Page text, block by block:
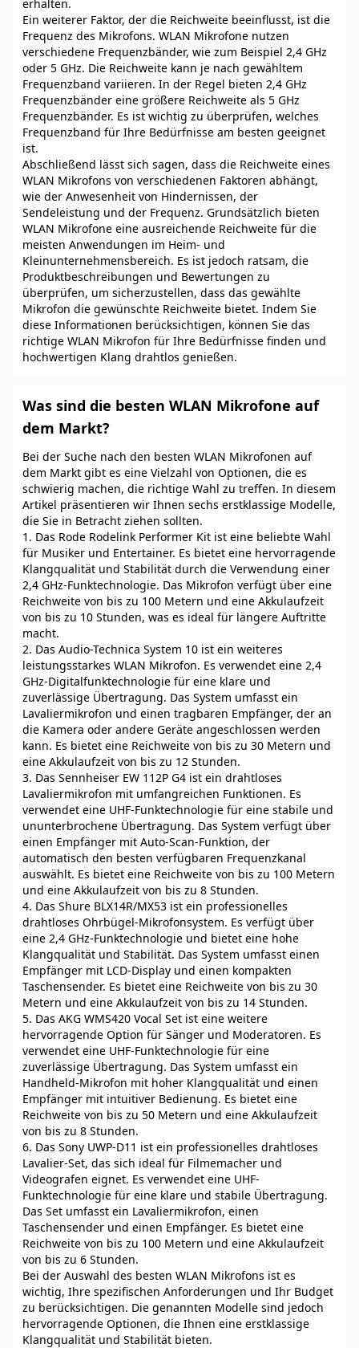
erhalten.
Ein weiterer Faktor, der die Reichweite beeinflusst, ist die
Frequenz des Mikrofons. WLAN Mikrofone nutzen
verschiedene Frequenzbänder, wie zum Beispiel 2,4 GHz
oder 5 GHz. Die Reichweite kann je nach gewähltem
Frequenzband variieren. In der Regel bieten 2,4 GHz
Frequenzbänder eine größere Reichweite als 5 GHz
Frequenzbänder. Es ist wichtig zu überprüfen, welches
Frequenzband für Ihre Bedürfnisse am besten geeignet
ist.
Abschließend lässt sich sagen, dass die Reichweite eines
WLAN Mikrofons von verschiedenen Faktoren abhängt,
wie der Anwesenheit von Hindernissen, der
Sendeleistung und der Frequenz. Grundsätzlich bieten
WLAN Mikrofone eine ausreichende Reichweite für die
meisten Anwendungen im Heim- und
Kleinunternehmensbereich. Es ist jedoch ratsam, die
Produktbeschreibungen und Bewertungen zu
überprüfen, um sicherzustellen, dass das gewählte
Mikrofon die gewünschte Reichweite bietet. Indem Sie
diese Informationen berücksichtigen, können Sie das
richtige WLAN Mikrofon für Ihre Bedürfnisse finden und
hochwertigen Klang drahtlos genießen.
Was sind die besten WLAN Mikrofone auf
dem Markt?
Bei der Suche nach den besten WLAN Mikrofonen auf
dem Markt gibt es eine Vielzahl von Optionen, die es
schwierig machen, die richtige Wahl zu treffen. In diesem
Artikel präsentieren wir Ihnen sechs erstklassige Modelle,
die Sie in Betracht ziehen sollten.
1. Das Rode Rodelink Performer Kit ist eine beliebte Wahl
für Musiker und Entertainer. Es bietet eine hervorragende
Klangqualität und Stabilität durch die Verwendung einer
2,4 GHz-Funktechnologie. Das Mikrofon verfügt über eine
Reichweite von bis zu 100 Metern und eine Akkulaufzeit
von bis zu 10 Stunden, was es ideal für längere Auftritte
macht.
2. Das Audio-Technica System 10 ist ein weiteres
leistungsstarkes WLAN Mikrofon. Es verwendet eine 2,4
GHz-Digitalfunktechnologie für eine klare und
zuverlässige Übertragung. Das System umfasst ein
Lavaliermikrofon und einen tragbaren Empfänger, der an
die Kamera oder andere Geräte angeschlossen werden
kann. Es bietet eine Reichweite von bis zu 30 Metern und
eine Akkulaufzeit von bis zu 12 Stunden.
3. Das Sennheiser EW 112P G4 ist ein drahtloses
Lavaliermikrofon mit umfangreichen Funktionen. Es
verwendet eine UHF-Funktechnologie für eine stabile und
ununterbrochene Übertragung. Das System verfügt über
einen Empfänger mit Auto-Scan-Funktion, der
automatisch den besten verfügbaren Frequenzkanal
auswählt. Es bietet eine Reichweite von bis zu 100 Metern
und eine Akkulaufzeit von bis zu 8 Stunden.
4. Das Shure BLX14R/MX53 ist ein professionelles
drahtloses Ohrbügel-Mikrofonsystem. Es verfügt über
eine 2,4 GHz-Funktechnologie und bietet eine hohe
Klangqualität und Stabilität. Das System umfasst einen
Empfänger mit LCD-Display und einen kompakten
Taschensender. Es bietet eine Reichweite von bis zu 30
Metern und eine Akkulaufzeit von bis zu 14 Stunden.
5. Das AKG WMS420 Vocal Set ist eine weitere
hervorragende Option für Sänger und Moderatoren. Es
verwendet eine UHF-Funktechnologie für eine
zuverlässige Übertragung. Das System umfasst ein
Handheld-Mikrofon mit hoher Klangqualität und einen
Empfänger mit intuitiver Bedienung. Es bietet eine
Reichweite von bis zu 50 Metern und eine Akkulaufzeit
von bis zu 8 Stunden.
6. Das Sony UWP-D11 ist ein professionelles drahtloses
Lavalier-Set, das sich ideal für Filmemacher und
Videografen eignet. Es verwendet eine UHF-
Funktechnologie für eine klare und stabile Übertragung.
Das Set umfasst ein Lavaliermikrofon, einen
Taschensender und einen Empfänger. Es bietet eine
Reichweite von bis zu 100 Metern und eine Akkulaufzeit
von bis zu 6 Stunden.
Bei der Auswahl des besten WLAN Mikrofons ist es
wichtig, Ihre spezifischen Anforderungen und Ihr Budget
zu berücksichtigen. Die genannten Modelle sind jedoch
hervorragende Optionen, die Ihnen eine erstklassige
Klangqualität und Stabilität bieten.